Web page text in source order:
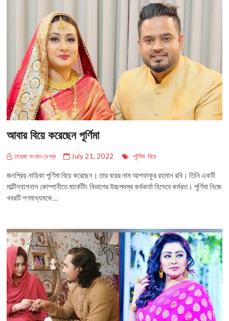
আবার বিয়ে করেছেন পূর্ণিমা
তারকা সংবাদ ডেস্ক July 21, 2022 পূর্ণিমা বিয়ে
জনপ্রিয় নায়িকা পূর্ণিমা বিয়ে করেছেন। তার বরের নাম আশফাকুর রহমান রবি। তিনি একটি
মাল্টিন্যাশনাল কোম্পানীতে মার্কেটিং বিভাগের উচ্চপদস্থ কর্মকর্তা হিসেবে কর্মরত। পূর্ণিমা নিজে
খবরটি গণমাধ্যমকে…